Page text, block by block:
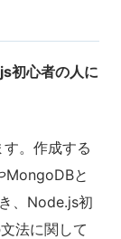
初心者の人に
。作成する
MongoDBと
、Node.js初
法に関して